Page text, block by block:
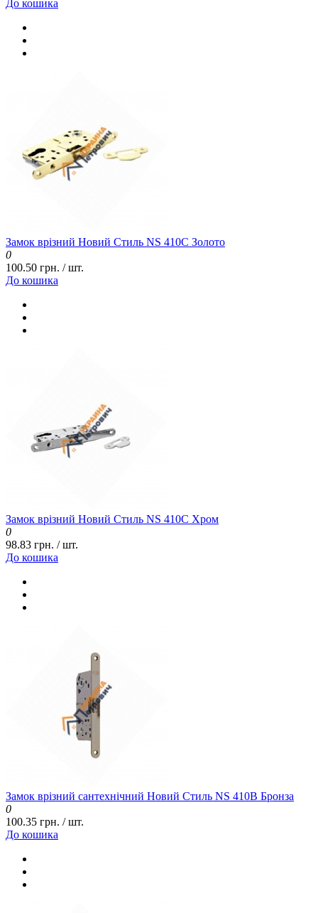
До кошика
Замок врізний Новий Стиль NS 410С Золото
0
100.50 грн. / шт.
До кошика
Замок врізний Новий Стиль NS 410С Хром
0
98.83 грн. / шт.
До кошика
Замок врізний сантехнічний Новий Стиль NS 410B Бронза
0
100.35 грн. / шт.
До кошика